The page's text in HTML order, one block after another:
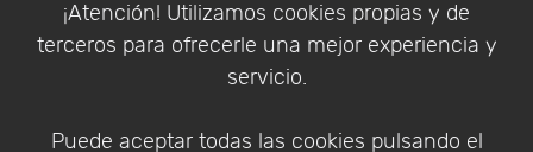
¡Atención! Utilizamos cookies propias y de
terceros para ofrecerle una mejor experiencia y
servicio.
Puede aceptar todas las cookies pulsando el
Política de Privacidad
Condiciones de compra
Identificarse